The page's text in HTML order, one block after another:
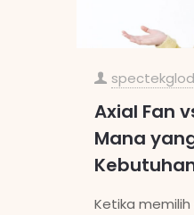
Axial Fan
Mana
Ketika